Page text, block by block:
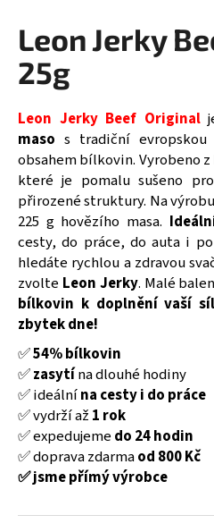
Leon Jerky
25g
Leon Jerky Beef Original
maso s tradiční
obsahem bílkovin. Vyrobeno
které je pomalu sušeno
přirozené struktury. Na
225 g hovězího masa.
cesty, do práce, do auta i
hledáte rychlou a zdravou
zvolte Leon Jerky. Malé
bílkovin k doplnění vaší
zbytek dne!
✅54% bílkovin
✅zasytína dlouhé hodiny
✅ ideálnína cesty i do práce
✅ vydrží až 1 rok
✅ expedujemedo 24 hodin
✅ doprava zdarmaod 800 Kč
✅ jsme přímý výrobce
a
j
í
t
?
HLEDAT
D
o
p
o
r
u
č
u
j
e
m